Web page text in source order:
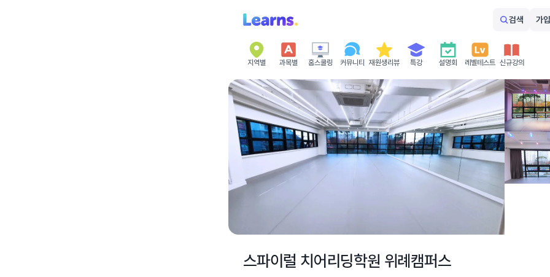
검색 가
지역별 과목별 홈스쿨링 커뮤니티 재원생리뷰 특강 설명회 레벨테스트 신규강의
스파이럴 치어리딩학원 위례캠퍼스